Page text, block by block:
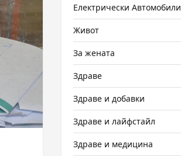
Електрически Автомобили
Живот
За жената
Здраве
Здраве и добавки
Здраве и лайфстайл
Здраве и медицина